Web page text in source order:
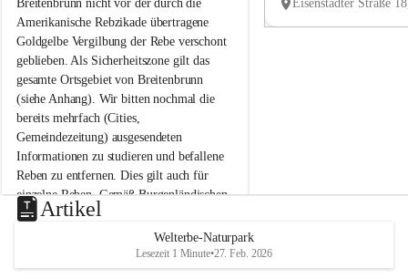
t
e
n
b
r
u
n
n
a
m
N
e
u
s
d
Breitenbrunn nicht vor der durch die
Amerikanische Rebzikade übertragene
Goldgelbe Vergilbung der Rebe verschont
geblieben. Als Sicherheitszone gilt das
gesamte Ortsgebiet von Breitenbrunn
(siehe Anhang). Wir bitten nochmal die
bereits mehrfach (Cities,
Gemeindezeitung) ausgesendeten
Informationen zu studieren und befallene
Reben zu entfernen. Dies gilt auch für
einzelne Reben. Gemäß Burgenländischen
Weinbaugesetz sind nicht gepflegte oder
unzulässige Weingärten zu roden! Bitte
helfen wir zusammen um unsere Winzer
vor den prognostizierten Ernteausfällen
e
u
e
d
Artikel
Welterbe-Naturpark
Lesezeit 1 Minute•27. Feb. 2026